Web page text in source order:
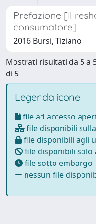
Prefazione [Il
consumatore]
2016 Bursi, Tiziano
Mostrati risultati da 5 a
di 5
Legenda icone
file ad accesso
file disponibili
file disponibili agli
file disponibili
file sotto embargo
nessun file